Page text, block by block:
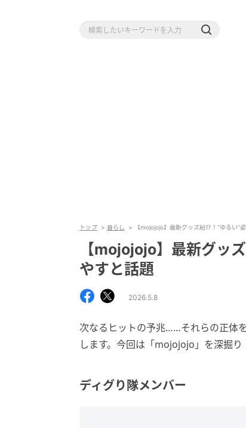
トップ 暮らし 【mojojojo】最新グッズ紹介！“ゆるい”
【mojojojo】最新グッ
やすと話題
2026.5.8
次なるヒットの予兆……それらの正体
します。今回は「mojojojo」を深掘り
ディグり隊メンバー